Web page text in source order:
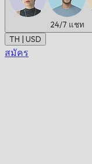
24/7 แชท
TH | USD
สมัคร